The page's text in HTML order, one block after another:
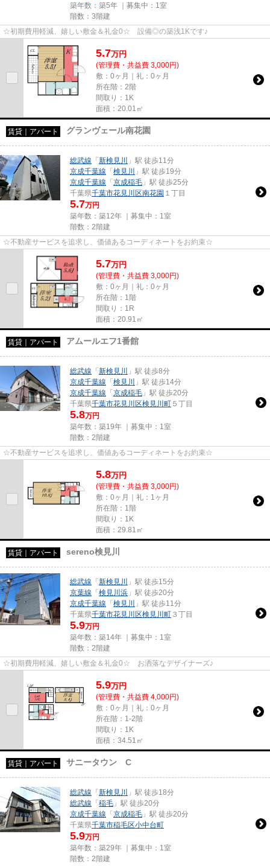
築年数：築5年 ｜募集中： 1室
階数：3階建
☆初期費用軽減、嬉しい敷金＆礼金0☆ 設備◎の築浅1Kです♪
5.7万円
(管理費・共益費 3,000円)
敷：0ヶ月｜礼：0ヶ月
所在階：2階
間取り：1K
面積：20.01㎡
賃貸｜アパート グランヴェール南花園
総武線 「新検見川
」駅 徒歩11分
京成千葉線 「検見川
」駅 徒歩19分
京成千葉線 「京成稲毛 」駅 徒歩25分
千葉県千葉市花見川区南花園 １丁目
5.7万円
築年数：築12年 ｜募集中： 1室
階数：2階建
☆不動産サービスを追求し、価値あるコーディネートをお約束☆
5.7万円
(管理費・共益費 3,000円)
敷：0ヶ月｜礼：0ヶ月
所在階：1階
間取り：1R
面積：20.91㎡
賃貸｜アパート アムールエフ1番館
総武線 「新検見川
」駅 徒歩8分
京成千葉線 「検見川
」駅 徒歩14分
京成千葉線 「京成稲毛 」駅 徒歩20分
千葉県千葉市花見川区検見川町 ５丁目
5.8万円
築年数：築19年 ｜募集中： 1室
階数：2階建
☆不動産サービスを追求し、価値あるコーディネートをお約束☆
5.8万円
(管理費・共益費 3,000円)
敷：0ヶ月｜礼：1ヶ月
所在階：1階
間取り：1K
面積：29.81㎡
賃貸｜アパート sereno検見川
総武線 「新検見川
」駅 徒歩15分
京葉線 「検見川浜 」駅 徒歩20分
京成千葉線 「検見川
」駅 徒歩11分
千葉県千葉市花見川区検見川町 ３丁目
5.9万円
築年数：築14年 ｜募集中： 1室
階数：2階建
☆初期費用軽減、嬉しい敷金＆礼金0☆ お洒落なデザイナーズ♪
5.9万円
(管理費・共益費 4,000円)
敷：0ヶ月｜礼：0ヶ月
所在階：1-2階
間取り：1K
面積：34.51㎡
賃貸｜アパート サニータウン C
総武線 「新検見川
」駅 徒歩18分
総武線 「稲毛 」駅 徒歩20分
京成千葉線 「京成稲毛 」駅 徒歩20分
千葉県千葉市稲毛区小中台町
5.9万円
築年数：築29年 ｜募集中： 1室
階数：2階建